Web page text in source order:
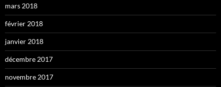
mars 2018
février 2018
janvier 2018
décembre 2017
novembre 2017